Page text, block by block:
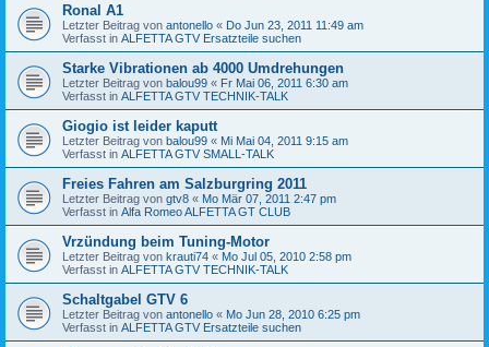
Ronal A1
Letzter Beitrag von antonello « Do Jun 23, 2011 11:49 am
Verfasst in ALFETTA GTV Ersatzteile suchen
Starke Vibrationen ab 4000 Umdrehungen
Letzter Beitrag von balou99 « Fr Mai 06, 2011 6:30 am
Verfasst in ALFETTA GTV TECHNIK-TALK
Giogio ist leider kaputt
Letzter Beitrag von balou99 « Mi Mai 04, 2011 9:15 am
Verfasst in ALFETTA GTV SMALL-TALK
Freies Fahren am Salzburgring 2011
Letzter Beitrag von gtv8 « Mo Mär 07, 2011 2:47 pm
Verfasst in Alfa Romeo ALFETTA GT CLUB
Vrzündung beim Tuning-Motor
Letzter Beitrag von krauti74 « Mo Jul 05, 2010 2:58 pm
Verfasst in ALFETTA GTV TECHNIK-TALK
Schaltgabel GTV 6
Letzter Beitrag von antonello « Mo Jun 28, 2010 6:25 pm
Verfasst in ALFETTA GTV Ersatzteile suchen